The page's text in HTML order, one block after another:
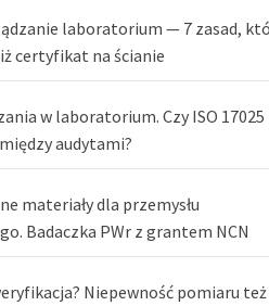
laboratorium — 7 zasad,
certyfikat na ścianie
w laboratorium. Czy ISO 17025
audytami?
materiały dla przemysłu
Badaczka PWr z grantem NCN
Niepewność pomiaru też